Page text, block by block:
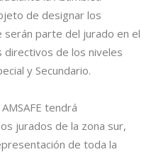
de designar los
parte del jurado en el
directivos de los niveles
y Secundario.
tendrá
jurados de la zona sur,
de toda la